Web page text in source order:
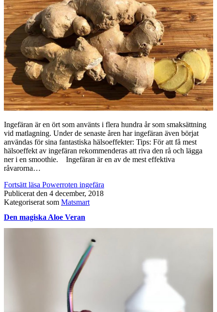
Ingefäran är en ört som använts i flera hundra år som smaksättning
vid matlagning. Under de senaste åren har ingefäran även börjat
användas för sina fantastiska hälsoeffekter: Tips: För att få mest
hälsoeffekt av ingefäran rekommenderas att riva den rå och lägga
ner i en smoothie. Ingefäran är en av de mest effektiva
råvarorna…
Fortsätt läsa Powerroten ingefära
Publicerat den 4 december, 2018
Kategoriserat som Matsmart
Den magiska Aloe Veran